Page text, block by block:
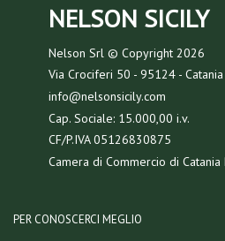
NELSON SICILY
Nelson Srl © Copyright2026
Via Crociferi 50 - 95124 -
info@nelsonsicily.com
Cap. Sociale: 15.000,00 i.v.
CF/P.IVA 05126830875
Camera di Commercio di Catania
PER CONOSCERCI MEGLIO